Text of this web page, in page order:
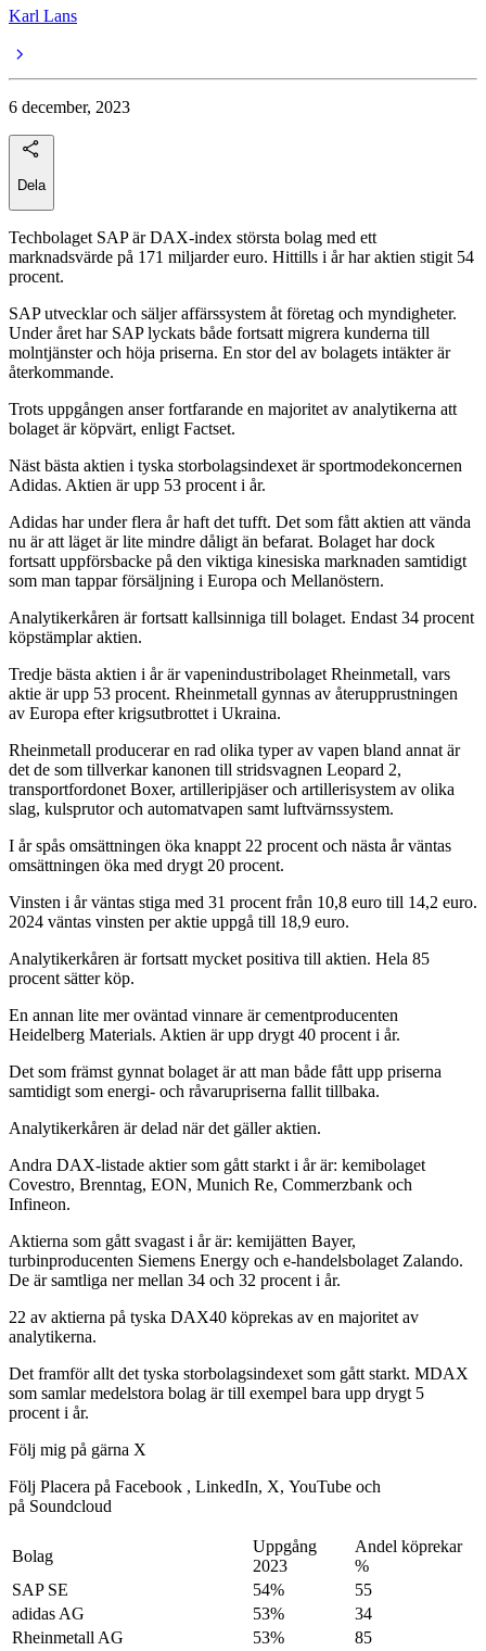
Karl Lans
6 december, 2023
Dela
Techbolaget SAP är DAX-index största bolag med ett
marknadsvärde på 171 miljarder euro. Hittills i år har aktien stigit 54
procent.
SAP utvecklar och säljer affärssystem åt företag och myndigheter.
Under året har SAP lyckats både fortsatt migrera kunderna till
molntjänster och höja priserna. En stor del av bolagets intäkter är
återkommande.
Trots uppgången anser fortfarande en majoritet av analytikerna att
bolaget är köpvärt, enligt Factset.
Näst bästa aktien i tyska storbolagsindexet är sportmodekoncernen
Adidas. Aktien är upp 53 procent i år.
Adidas har under flera år haft det tufft. Det som fått aktien att vända
nu är att läget är lite mindre dåligt än befarat. Bolaget har dock
fortsatt uppförsbacke på den viktiga kinesiska marknaden samtidigt
som man tappar försäljning i Europa och Mellanöstern.
Analytikerkåren är fortsatt kallsinniga till bolaget. Endast 34 procent
köpstämplar aktien.
Tredje bästa aktien i år är vapenindustribolaget Rheinmetall, vars
aktie är upp 53 procent. Rheinmetall gynnas av återupprustningen
av Europa efter krigsutbrottet i Ukraina.
Rheinmetall producerar en rad olika typer av vapen bland annat är
det de som tillverkar kanonen till stridsvagnen Leopard 2,
transportfordonet Boxer, artilleripjäser och artillerisystem av olika
slag, kulsprutor och automatvapen samt luftvärnssystem.
I år spås omsättningen öka knappt 22 procent och nästa år väntas
omsättningen öka med drygt 20 procent.
Vinsten i år väntas stiga med 31 procent från 10,8 euro till 14,2 euro.
2024 väntas vinsten per aktie uppgå till 18,9 euro.
Analytikerkåren är fortsatt mycket positiva till aktien. Hela 85
procent sätter köp.
En annan lite mer oväntad vinnare är cementproducenten
Heidelberg Materials. Aktien är upp drygt 40 procent i år.
Det som främst gynnat bolaget är att man både fått upp priserna
samtidigt som energi- och råvarupriserna fallit tillbaka.
Analytikerkåren är delad när det gäller aktien.
Andra DAX-listade aktier som gått starkt i år är: kemibolaget
Covestro, Brenntag, EON, Munich Re, Commerzbank och
Infineon.
Aktierna som gått svagast i år är: kemijätten Bayer,
turbinproducenten Siemens Energy och e-handelsbolaget Zalando.
De är samtliga ner mellan 34 och 32 procent i år.
22 av aktierna på tyska DAX40 köprekas av en majoritet av
analytikerna.
Det framför allt det tyska storbolagsindexet som gått starkt. MDAX
som samlar medelstora bolag är till exempel bara upp drygt 5
procent i år.
Följ mig på gärna X
Följ Placera på Facebook , LinkedIn, X, YouTube och
på Soundcloud
Bolag
Uppgång
2023
Andel köprekar
%
SAP SE
54%
55
adidas AG
53%
34
Rheinmetall AG
53%
85